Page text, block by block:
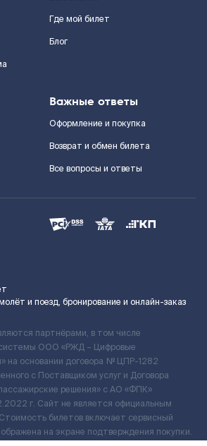
Где мой билет
Блог
Важные ответы
Оформление и покупка
Возврат и обмен билета
Все вопросы и ответы
и поезд, бронирование и онлайн-заказ
партнёрами, в том числе
системы ООО «РЖД – Цифровые
на основании договора № ЦПР-1282
с Поставщиком услуг и Договора
решения» c АО «ФПК»
г. Сайт не является официальным
билетов включает сервисный
на экране подтверждения покупки.